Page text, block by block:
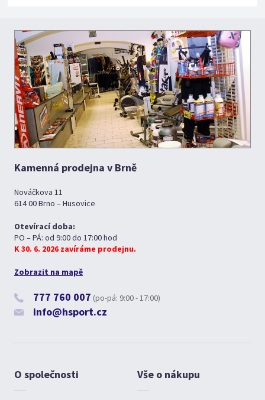
Kamenná prodejna v Brně
Nováčkova 11
614 00 Brno – Husovice
Otevírací doba:
PO – PÁ: od 9:00 do 17:00 hod
K 30. 6. 2026 zavíráme prodejnu.
Zobrazit na mapě
777 760 007 (po-pá: 9:00 - 17:00)
info@hsport.cz
O společnosti Vše o nákupu